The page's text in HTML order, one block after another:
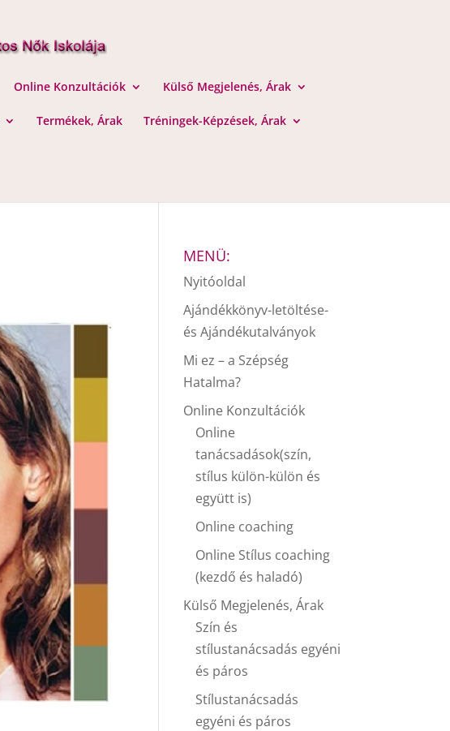
Online Konzultációk Külső Megjelenés, Árak
Termékek, Árak Tréningek-Képzések, Árak
MENÜ:
Nyitóoldal
Ajándékkönyv-letöltése-
és Ajándékutalványok
Mi ez – a Szépség
Hatalma?
Online Konzultációk
Online
tanácsadások(szín,
stílus külön-külön és
együtt is)
Online coaching
Online Stílus coaching
(kezdő és haladó)
Külső Megjelenés, Árak
Szín és
stílustanácsadás egyéni
és páros
Stílustanácsadás
egyéni és páros